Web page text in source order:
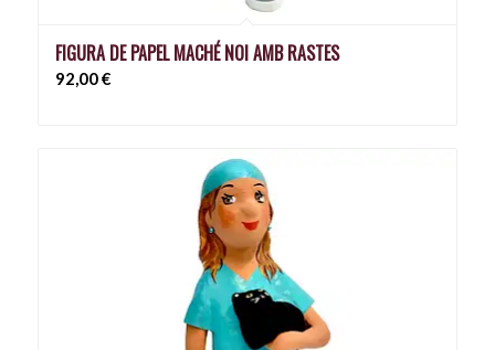
FIGURA DE PAPEL MACHÉ NOI AMB RASTES
92,00€